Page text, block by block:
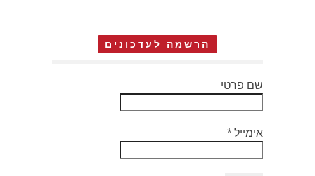
הרשמה לעדכונים
שם פרטי
אימייל *